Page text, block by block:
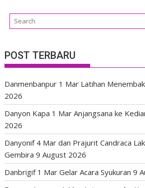
POST TERBARU
Danmenbanpur 1 Mar Latihan
2026
Danyon Kapa 1 Mar Anjangsana ke
2026
Danyonif 4 Mar dan Prajurit Candraca
Gembira 9 August 2026
Danbrigif 1 Mar Gelar Acara Syukuran 9